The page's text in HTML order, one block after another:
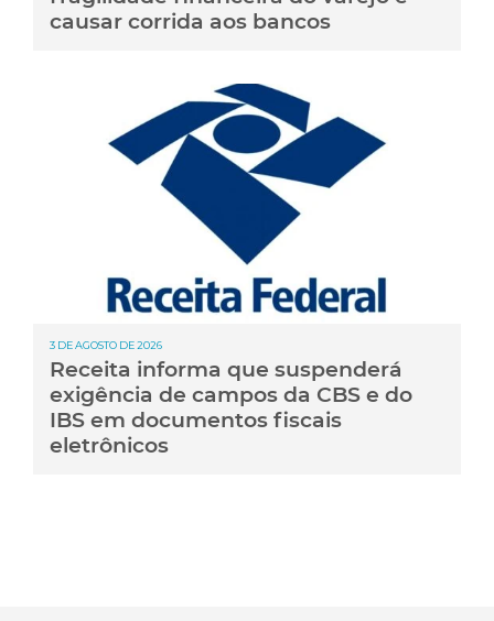
causar corrida aos bancos
3 DE AGOSTO DE 2026
Receita informa que suspenderá
exigência de campos da CBS e do
IBS em documentos fiscais
eletrônicos